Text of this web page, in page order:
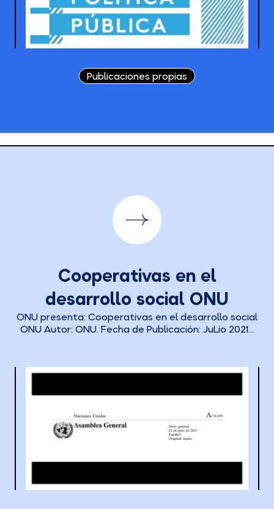
Publicaciones propias
Cooperativas en el
desarrollo social ONU
ONU presenta: Cooperativas en el desarrollo social
ONU Autor: ONU. Fecha de Publicación: JuLio 2021...